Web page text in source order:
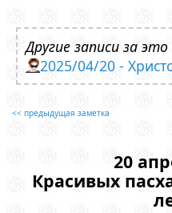
Другие записи за это
2025/04/20 -
<< предыдущая заметка
20
Красивых